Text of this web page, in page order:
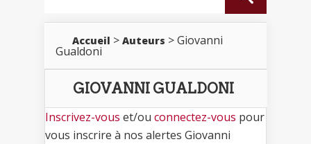
Accueil > Auteurs > Giovanni
Gualdoni
GIOVANNI GUALDONI
Inscrivez-vous et/ou connectez-vous pour
vous inscrire à nos alertes Giovanni